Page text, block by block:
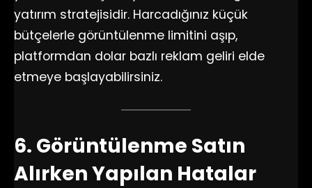
yatırım stratejisidir. Harcadığınız küçük
bütçelerle görüntülenme limitini aşıp,
platformdan dolar bazlı reklam geliri elde
etmeye başlayabilirsiniz.
6. Görüntülenme Satın
Alırken Yapılan Hatalar